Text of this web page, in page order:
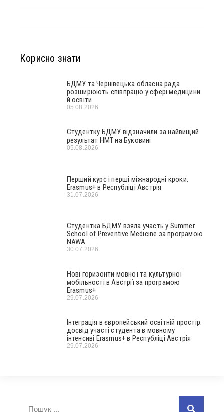
Корисно знати
БДМУ та Чернівецька обласна рада
розширюють співпрацю у сфері медицини
й освіти
05.08.2026
Студентку БДМУ відзначили за найвищий
результат НМТ на Буковині
05.08.2026
Перший курс і перші міжнародні кроки:
Erasmus+ в Республіці Австрія
31.07.2026
Студентка БДМУ взяла участь у Summer
School of Preventive Medicine за програмою
NAWA
30.07.2026
Нові горизонти мовної та культурної
мобільності в Австрії за програмою
Erasmus+
29.07.2026
Інтеграція в європейський освітній простір:
досвід участі студента в мовному
інтенсиві Erasmus+ в Республіці Австрія
29.07.2026